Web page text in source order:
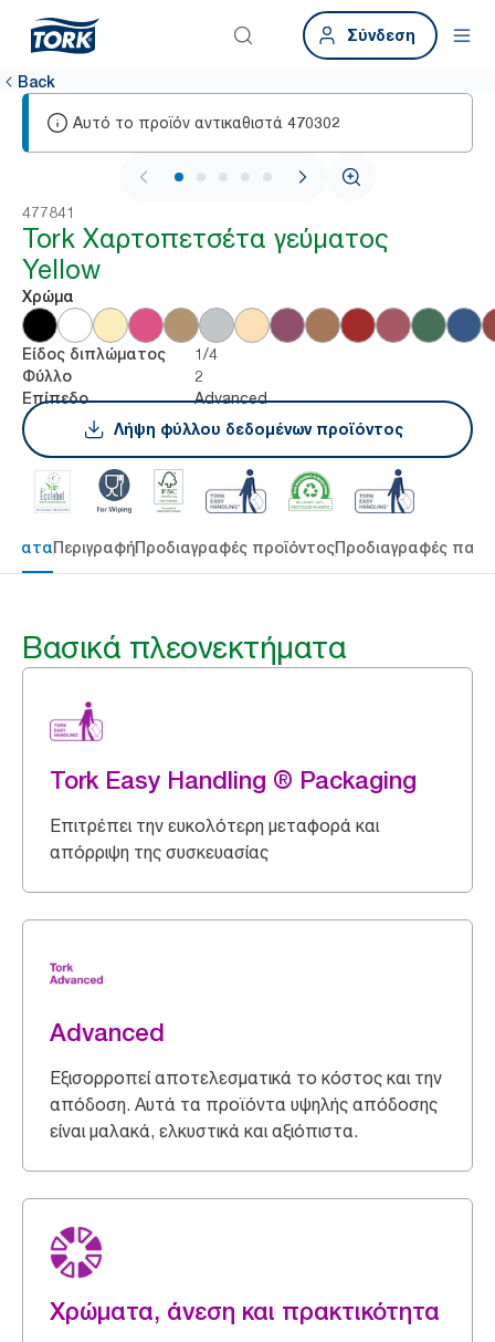
Σύνδεση
Back
Αυτό το προϊόν αντικαθιστά 470302
1 / 6
477841
Tork Χαρτοπετσέτα γεύματος
Yellow
Χρώμα
Είδος διπλώματος 1/4
Φύλλο 2
Επίπεδο
Advanced
Λήψη φύλλου δεδομένων προϊόντος
ΠεριγραφήΠροδιαγραφές προϊόντοςΠροδιαγραφές
Βασικά πλεονεκτήματα
Tork Easy Handling ® Packaging
Επιτρέπει την ευκολότερη μεταφορά και
απόρριψη της συσκευασίας
Advanced
Εξισορροπεί αποτελεσματικά το κόστος και την
απόδοση. Αυτά τα προϊόντα υψηλής απόδοσης
είναι μαλακά, ελκυστικά και αξιόπιστα.
Χρώματα, άνεση και πρακτικότητα